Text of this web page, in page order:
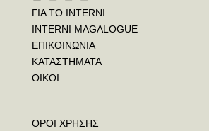
ΓΙΑ ΤΟ INTERNI
INTERNI MAGALOGUE
ΕΠΙΚΟΙΝΩΝΙΑ
ΚΑΤΑΣΤΗΜΑΤΑ
ΟΙΚΟΙ
ΟΡΟΙ ΧΡΗΣΗΣ